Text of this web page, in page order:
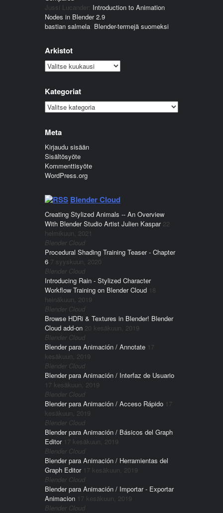
Jussi Lucander: Introduction to Animation
Nodes in Blender 2.9
bastian salmela: Blender-termejä suomeksi
Arkistot
Arkistot
Kategoriat
Kategoriat
Meta
Kirjaudu sisään
Sisältösyöte
Kommenttisyöte
WordPress.org
Blender Cloud
Creating Stylized Animals -- An Overview
With Blender Studio Artist Julien Kaspar 22
helmikuun, 2021
Blender Cloud
Procedural Shading Training Teaser - Chapter
6 7 syyskuun, 2020
Blender Cloud
Introducing Rain - Stylized Character
Workflow Training on Blender Cloud 18
heinäkuun, 2019
Blender Cloud
Browse HDRi & Textures in Blender! Blender
Cloud add-on 20 kesäkuun, 2019
Blender Cloud
Blender para Animación / Annotate 17
kesäkuun, 2019
Blender Cloud
Blender para Animación / Interfaz de Usuario
17 kesäkuun, 2019
Blender Cloud
Blender para Animación / Acceso Rápido 17
kesäkuun, 2019
Blender Cloud
Blender para Animación / Básicos del Graph
Editor 17 kesäkuun, 2019
Blender Cloud
Blender para Animación / Herramientas del
Graph Editor 17 kesäkuun, 2019
Blender Cloud
Blender para Animación / Importar - Exportar
Animacion 17 kesäkuun, 2019
Blender Cloud